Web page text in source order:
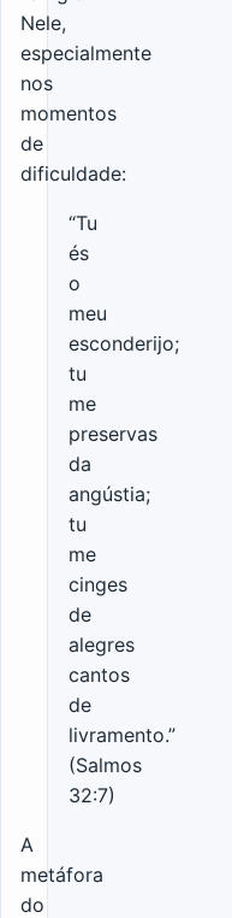
Nele,
especialmente
nos
momentos
de
dificuldade:
“Tu
és
o
meu
esconderijo;
tu
me
preservas
da
angústia;
tu
me
cinges
de
alegres
cantos
de
livramento.”
(Salmos
32:7)
A
metáfora
do